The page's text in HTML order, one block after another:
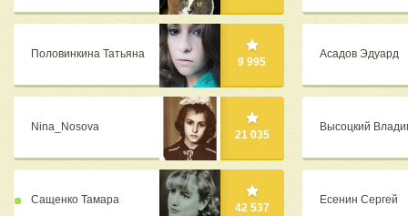
Половинкина Татьяна
9 995
Nina_Nosova
21 035
Сащенко Тамара
42 537
Асадов Эдуард
Высоцкий
Есенин Сергей